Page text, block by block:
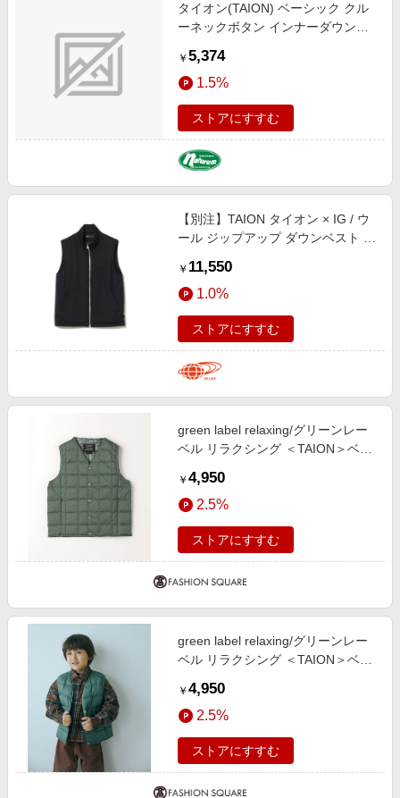
タイオン(TAION) ベーシック クル
ーネックボタン インナーダウンベ
￥ 5,374
1.5%
ストアにすすむ
【別注】TAION タイオン × IG / ウ
ール ジップアップ ダウンベスト ブ
￥ 11,550
1.0%
ストアにすすむ
green label relaxing/グリーンレー
ベル リラクシング ＜TAION＞ベー
ウンベスト / キッズ 140cm-150cm
KELLY 140cm
￥ 4,950
2.5%
ストアにすすむ
green label relaxing/グリーンレー
ベル リラクシング ＜TAION＞ベー
ウンベスト / キッズ 110cm-130cm
KELLY 110cm
￥ 4,950
2.5%
ストアにすすむ